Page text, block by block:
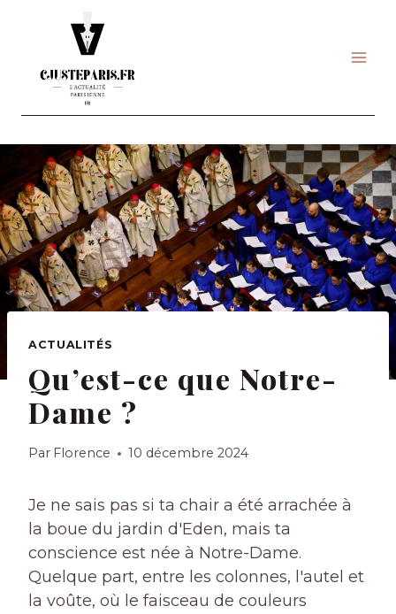
ACTUALITÉS
Qu’est-ce que Notre-
Dame ?
Par Florence 10 décembre 2024
Je ne sais pas si ta chair a été arrachée à
la boue du jardin d'Eden, mais ta
conscience est née à Notre-Dame.
Quelque part, entre les colonnes, l'autel et
la voûte, où le faisceau de couleurs